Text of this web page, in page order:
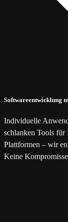
Softwareentwicklung
Individuelle
schlanken Tools für
Plattformen – wir
Keine